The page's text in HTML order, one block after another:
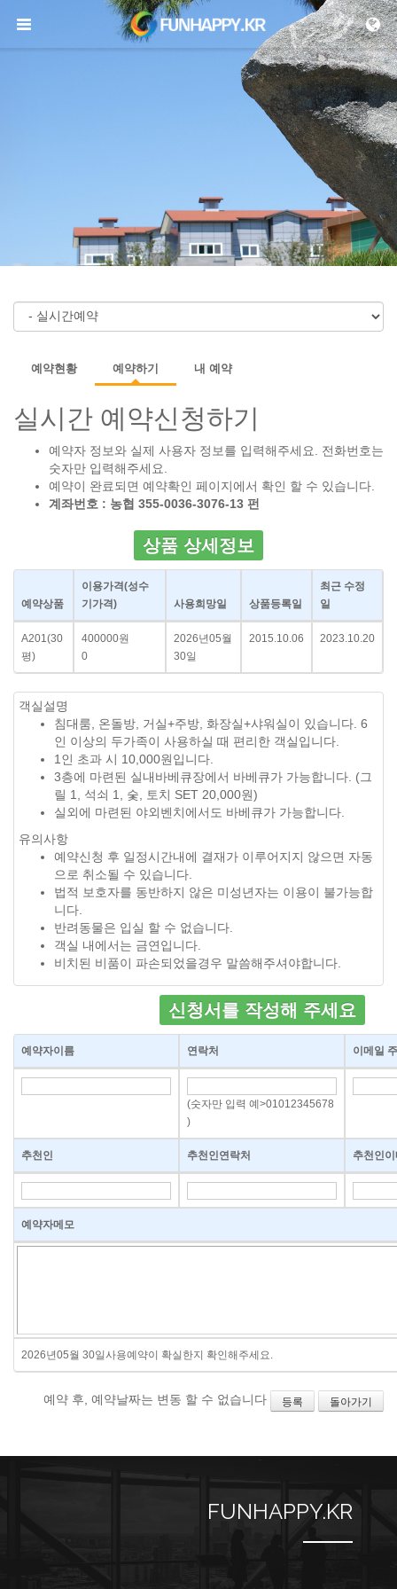
메뉴 건너뛰기
예약현황 예약하기 내 예약
실시간 예약신청하기
예약자 정보와 실제 사용자 정보를 입력해주세요. 전화번호는
숫자만 입력해주세요.
예약이 완료되면 예약확인 페이지에서 확인 할 수 있습니다.
계좌번호 : 농협 355-0036-3076-13 펀
상품 상세정보
예약상품
이용가격(성수
기가격)
사용희망일 상품등록일
최근 수정
일
A201(30
평)
400000원
0
2026년05월
30일
2015.10.06 2023.10.20
객실설명
침대룸, 온돌방, 거실+주방, 화장실+샤워실이 있습니다. 6
인 이상의 두가족이 사용하실 때 편리한 객실입니다.
1인 초과 시 10,000원입니다.
3층에 마련된 실내바베큐장에서 바베큐가 가능합니다. (그
릴 1, 석쇠 1, 숯, 토치 SET 20,000원)
실외에 마련된 야외벤치에서도 바베큐가 가능합니다.
유의사항
예약신청 후 일정시간내에 결재가 이루어지지 않으면 자동
으로 취소될 수 있습니다.
법적 보호자를 동반하지 않은 미성년자는 이용이 불가능합
니다.
반려동물은 입실 할 수 없습니다.
객실 내에서는 금연입니다.
비치된 비품이 파손되었을경우 말씀해주셔야합니다.
신청서를 작성해 주세요
예약자이름 연락처 이메일
(숫자만 입력 예>01012345678
)
추천인 추천인연락처 추천인
예약자메모
2026년05월 30일사용예약이 확실한지 확인해주세요.
예약 후, 예약날짜는 변동 할 수 없습니다 등록 돌아가기
FUNHAPPY.KR